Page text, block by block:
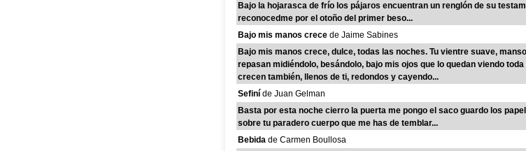
Bajo la hojarasca de frío los pájaros encuentran un renglón de su
reconocedme por el otoño del primer beso...
Bajo mis manos crece de Jaime Sabines
Bajo mis manos crece, dulce, todas las noches. Tu vientre suave,
repasan midiéndolo, besándolo, bajo mis ojos que lo quedan viendo
crecen también, llenos de ti, redondos y cayendo...
Sefiní de Juan Gelman
Basta por esta noche cierro la puerta me pongo el saco guardo los
sobre tu paradero cuerpo que me has de temblar...
Bebida de Carmen Boullosa